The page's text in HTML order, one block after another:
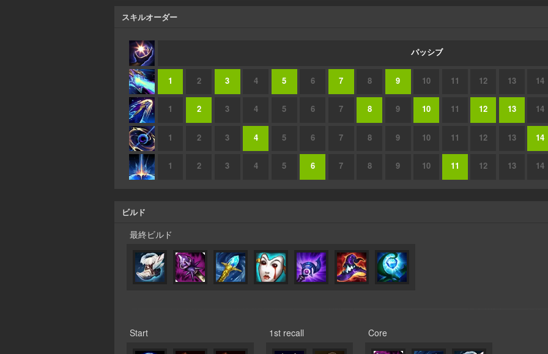
スキルオーダー
パッシブ
1 2 3 4 5 6 7 8 9 10 11 12 13 14
1 2 3 4 5 6 7 8 9 10 11 12 13 14
1 2 3 4 5 6 7 8 9 10 11 12 13 14
1 2 3 4 5 6 7 8 9 10 11 12 13 14
ビルド
最終ビルド
Start 1st recall Core